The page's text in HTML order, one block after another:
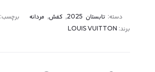
دسته:تابستان 2025 , کفش, مردانه برچسب:
برند: LOUIS VUITTON